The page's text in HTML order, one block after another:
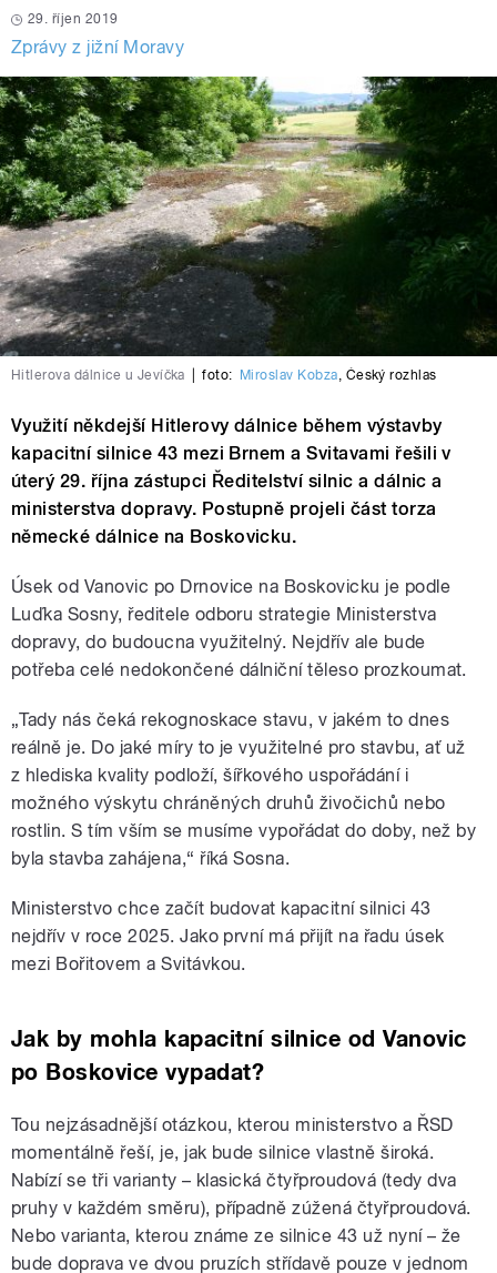
29. říjen 2019
Zprávy z jižní Moravy
Hitlerova dálnice u Jevíčka foto: Miroslav Kobza, Český rozhlas
Využití někdejší Hitlerovy dálnice během výstavby
kapacitní silnice 43 mezi Brnem a Svitavami řešili v
úterý 29. října zástupci Ředitelství silnic a dálnic a
ministerstva dopravy. Postupně projeli část torza
německé dálnice na Boskovicku.
Úsek od Vanovic po Drnovice na Boskovicku je podle
Luďka Sosny, ředitele odboru strategie Ministerstva
dopravy, do budoucna využitelný. Nejdřív ale bude
potřeba celé nedokončené dálniční těleso prozkoumat.
„Tady nás čeká rekognoskace stavu, v jakém to dnes
reálně je. Do jaké míry to je využitelné pro stavbu, ať už
z hlediska kvality podloží, šířkového uspořádání i
možného výskytu chráněných druhů živočichů nebo
rostlin. S tím vším se musíme vypořádat do doby, než by
byla stavba zahájena,“ říká Sosna.
Ministerstvo chce začít budovat kapacitní silnici 43
nejdřív v roce 2025. Jako první má přijít na řadu úsek
mezi Bořitovem a Svitávkou.
Jak by mohla kapacitní silnice od Vanovic
po Boskovice vypadat?
Tou nejzásadnější otázkou, kterou ministerstvo a ŘSD
momentálně řeší, je, jak bude silnice vlastně široká.
Nabízí se tři varianty – klasická čtyřproudová (tedy dva
pruhy v každém směru), případně zúžená čtyřproudová.
Nebo varianta, kterou známe ze silnice 43 už nyní – že
bude doprava ve dvou pruzích střídavě pouze v jednom